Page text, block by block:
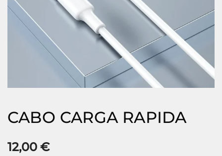
CABO CARGA RAPIDA
12,00 €